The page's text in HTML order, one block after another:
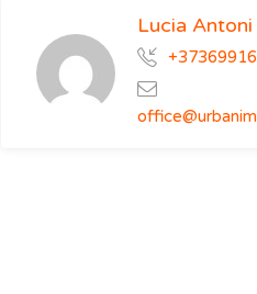
Lucia Antoni